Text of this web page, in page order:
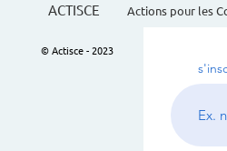
ACTISCE Actions pour les
© Actisce - 2023